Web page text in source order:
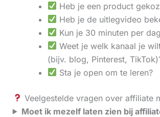
Heb je een product
Heb je de uitlegvideo
Kun je 30 minuten per
Weet je welk kanaal je
(bijv. blog, Pinterest,
Sta je open om te leren?
Veelgestelde vragen over affiliate
Moet ik mezelf laten zien bij